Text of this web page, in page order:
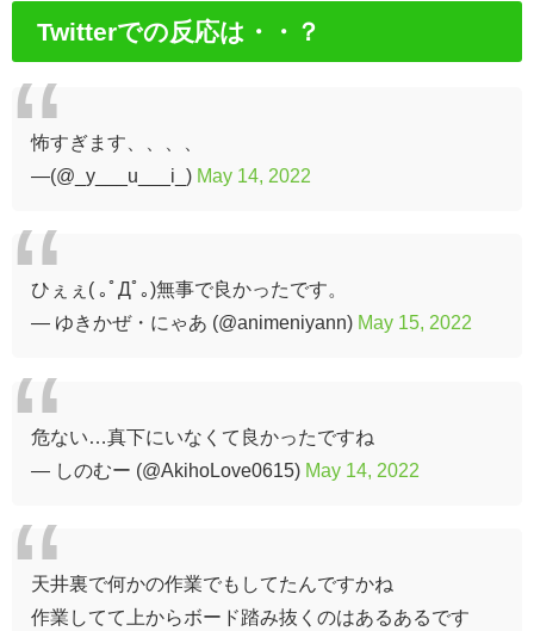
Twitterでの反応は・・？
怖すぎます、、、、
—(@_y___u___i_) May 14, 2022
ひぇぇ( ｡ﾟДﾟ｡)無事で良かったです。
— ゆきかぜ・にゃあ (@animeniyann) May 15, 2022
危ない…真下にいなくて良かったですね
— しのむー (@AkihoLove0615) May 14, 2022
天井裏で何かの作業でもしてたんですかね
作業してて上からボード踏み抜くのはあるあるです